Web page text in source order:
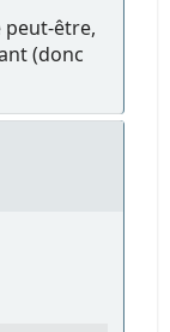
peut-être,
(donc